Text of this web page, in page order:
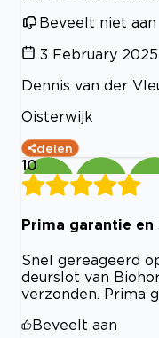
Beveelt niet aan
3 February 2025
Dennis van der
Oisterwijk
delen
10
Prima garantie
Snel gereageerd
deurslot van
verzonden. Prima
Beveelt aan